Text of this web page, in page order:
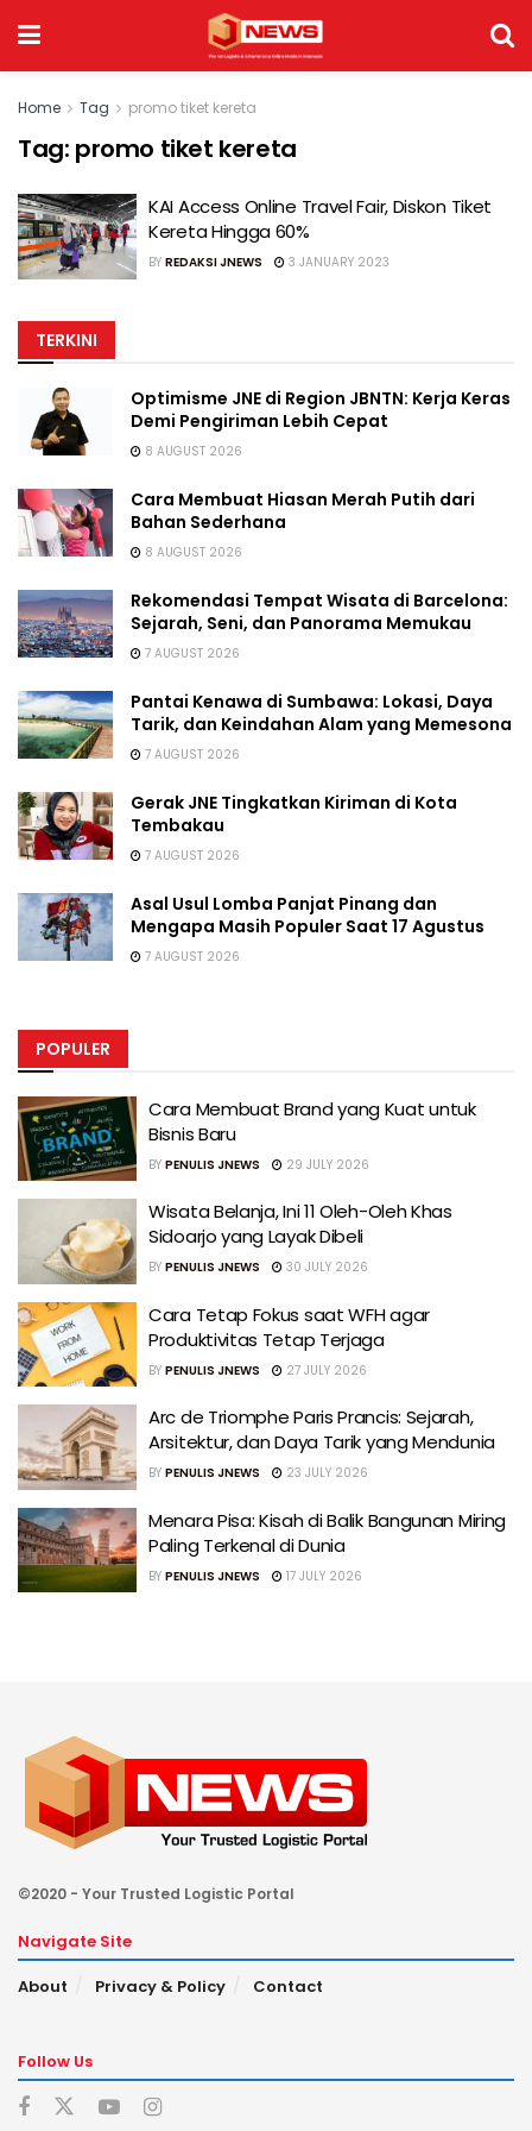
Home Tag promo tiket kereta
Tag: promo tiket kereta
KAI Access Online Travel Fair, Diskon Tiket
Kereta Hingga 60%
BY REDAKSI JNEWS 3 JANUARY 2023
TERKINI
Optimisme JNE di Region JBNTN: Kerja Keras
Demi Pengiriman Lebih Cepat
8 AUGUST 2026
Cara Membuat Hiasan Merah Putih dari
Bahan Sederhana
8 AUGUST 2026
Rekomendasi Tempat Wisata di Barcelona:
Sejarah, Seni, dan Panorama Memukau
7 AUGUST 2026
Pantai Kenawa di Sumbawa: Lokasi, Daya
Tarik, dan Keindahan Alam yang Memesona
7 AUGUST 2026
Gerak JNE Tingkatkan Kiriman di Kota
Tembakau
7 AUGUST 2026
Asal Usul Lomba Panjat Pinang dan
Mengapa Masih Populer Saat 17 Agustus
7 AUGUST 2026
POPULER
Cara Membuat Brand yang Kuat untuk
Bisnis Baru
BY PENULIS JNEWS 29 JULY 2026
Wisata Belanja, Ini 11 Oleh-Oleh Khas
Sidoarjo yang Layak Dibeli
BY PENULIS JNEWS 30 JULY 2026
Cara Tetap Fokus saat WFH agar
Produktivitas Tetap Terjaga
BY PENULIS JNEWS 27 JULY 2026
Arc de Triomphe Paris Prancis: Sejarah,
Arsitektur, dan Daya Tarik yang Mendunia
BY PENULIS JNEWS 23 JULY 2026
Menara Pisa: Kisah di Balik Bangunan Miring
Paling Terkenal di Dunia
BY PENULIS JNEWS 17 JULY 2026
©2020 - Your Trusted Logistic Portal
Navigate Site
About
Privacy & Policy Contact
Follow Us